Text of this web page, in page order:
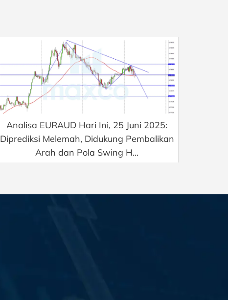
Analisa EURAUD Hari Ini, 25 Juni 2025:
Diprediksi Melemah, Didukung Pembalikan
Arah dan Pola Swing H...